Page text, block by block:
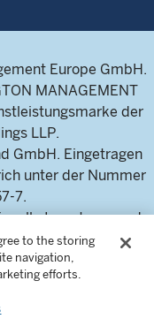
Europe GmbH.
MANAGEMENT
der
LLP.
GmbH. Eingetragen
unter der Nummer
7.
Investoren und
ist nicht für
des Fonds
to the storing
navigation,
efforts.